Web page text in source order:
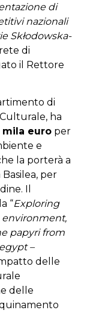
di
nazionali
Skłodowska-
di
il Rettore
di
ha
mila euro per
e
la porterà a
Basilea, per
Il
“Exploring
papyri from
–
delle
delle